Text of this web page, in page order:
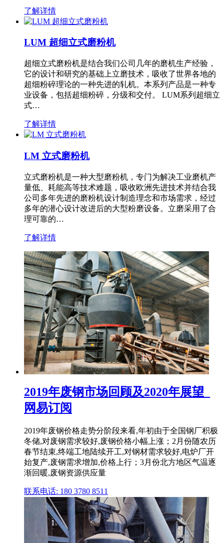
了解详情
LUM 超细立式磨粉机
超细立式磨粉机是结合我们公司几年的磨机生产经验，
它的设计和研究的基础上立磨技术，吸收了世界各地的
超细粉碎理论的一种先进的轧机。本系列产品是一种专
业设备，包括超细粉碎，分级和交付。 LUM系列超细立
式…
了解详情
LM 立式磨粉机
立式磨粉机是一种大型磨粉机，专门为解决工业磨机产
量低、耗能高等技术难题，吸收欧洲先进技术并结合我
公司多年先进的磨粉机设计制造理念和市场需求，经过
多年的潜心设计改进后的大型粉磨设备。立磨采用了合
理可靠的…
了解详情
2019年废钢市场回顾及2020年展望_
网易订阅
2019年废钢价格走势分阶段来看,年初由于全国钢厂积极
冬储,对废钢需求较好,废钢价格小幅上涨；2月份随农历
春节结束,终端工地陆续开工,对钢材需求较好,电炉厂开
始复产,废钢需求增加,价格上行；3月份北方地区气温逐
渐回暖,废钢资源供应量
联系电话: 180 3780 8511